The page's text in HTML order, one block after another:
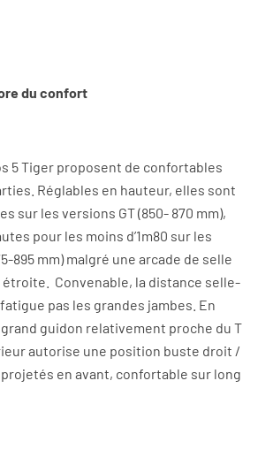
du confort
5 Tiger proposent de confortables
Réglables en hauteur, elles sont
sur les versions GT (850- 870 mm),
pour les moins d’1m80 sur les
895 mm) malgré une arcade de selle
Convenable, la distance selle-
pas les grandes jambes. En
guidon relativement proche du T
autorise une position buste droit /
en avant, confortable sur long